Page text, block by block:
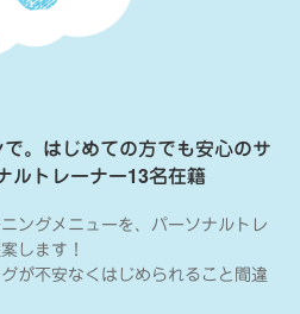
。はじめての方でも安心のサ
ルトレーナー13名在籍
ングメニューを、パーソナルトレ
します！
が不安なくはじめられること間違